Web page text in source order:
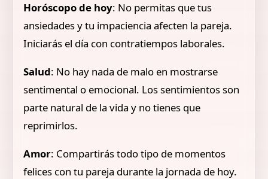
Horóscopo de hoy: No permitas que tus
ansiedades y tu impaciencia afecten la pareja.
Iniciarás el día con contratiempos laborales.
Salud: No hay nada de malo en mostrarse
sentimental o emocional. Los sentimientos son
parte natural de la vida y no tienes que
reprimirlos.
Amor: Compartirás todo tipo de momentos
felices con tu pareja durante la jornada de hoy.